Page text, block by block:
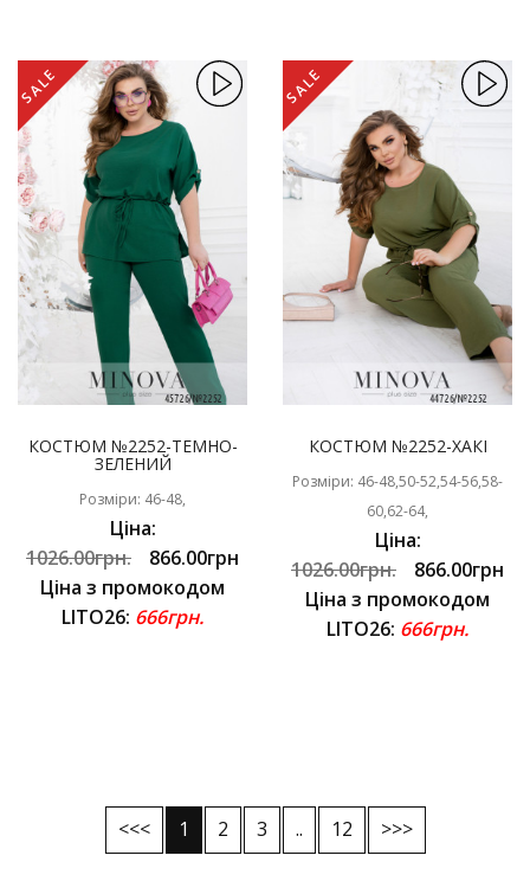
SALE
КОСТЮМ №2252-ТЕМНО-
ЗЕЛЕНИЙ
Розміри: 46-48,
Ціна:
1026.00грн.
866.00грн
Ціна з промокодом
LITO26: 666грн.
SALE
КОСТЮМ №2252-ХАКІ
Розміри: 46-48,50-52,54-56,58-
60,62-64,
Ціна:
1026.00грн.
866.00грн
Ціна з промокодом
LITO26: 666грн.
<<< 1 2 3 .. 12 >>>